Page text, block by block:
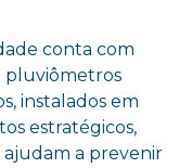
conta com
pluviômetros
instalados em
estratégicos,
a prevenir